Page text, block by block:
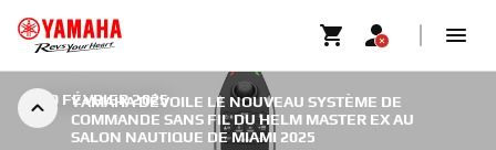
YAMAHA DÉVOILE LE NOUVEAU SYSTÈME DE
COMMANDE SANS FIL DU HELM MASTER EX AU
SALON NAUTIQUE DE MIAMI 2025
20 FÉVRIER 2025